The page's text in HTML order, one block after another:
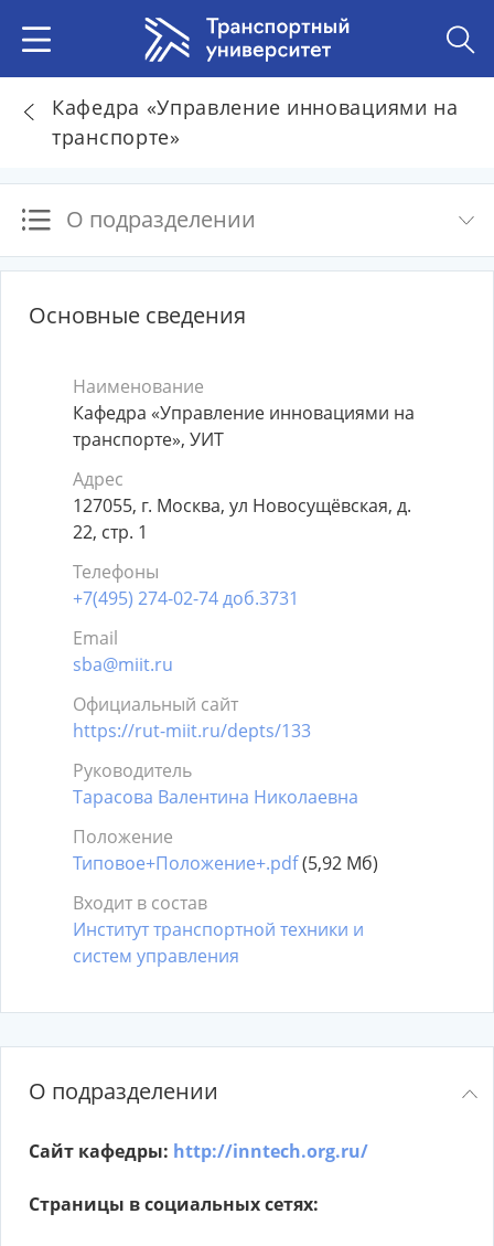
Кафедра «Управление инновациями на
транспорте»
О подразделении
Основные сведения
Наименование
Кафедра «Управление инновациями на
транспорте», УИТ
Адрес
127055, г. Москва, ул Новосущёвская, д.
22, стр. 1
Телефоны
+7(495) 274-02-74 доб.3731
Email
sba@miit.ru
Официальный сайт
https://rut-miit.ru/depts/133
Руководитель
Тарасова Валентина Николаевна
Положение
Типовое+Положение+.pdf(5,92 Мб)
Входит в состав
Институт транспортной техники и
систем управления
О подразделении
Сайт кафедры: http://inntech.org.ru/
Страницы в социальных сетях: